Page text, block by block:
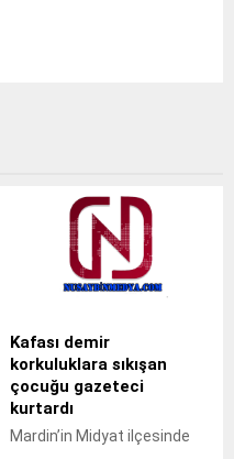
Kafası demir
korkuluklara sıkışan
çocuğu gazeteci
kurtardı
Mardin’in Midyat ilçesinde